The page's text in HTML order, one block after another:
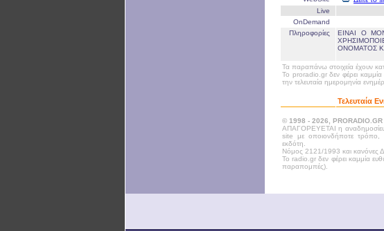
Live
OnDemand
Πληροφορίες
ΕΙΝΑΙ Ο
ΟΝΟΜΑΤΟΣ
Τα παραπάνω στοιχεία έχουν
Το proradio.gr δεν φέρει καμμία
την τελευταία ημερομηνία
Τελευταία
© 1998 - 2026, PRORADIO.GR
ΑΠΑΓΟΡΕΥΕΤΑΙ η
site με οποιονδήποτε τρόπο,
εκδότη.
Νόμος 2121/1993 και κανόνες
Το radio.gr δεν φέρει καμμία
παραπομπές).